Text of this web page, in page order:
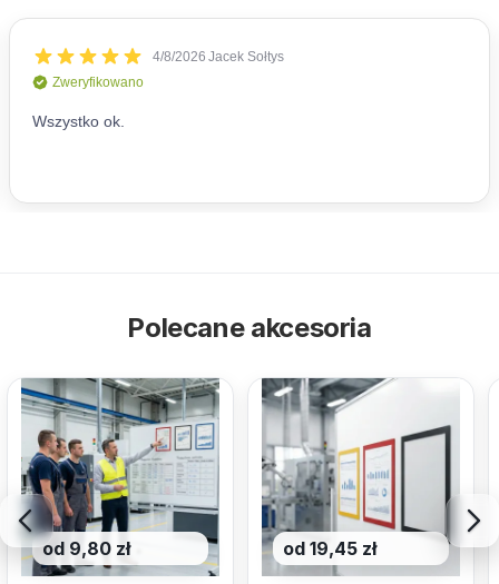
Polecane akcesoria
od 9,80 zł od 19,45 zł